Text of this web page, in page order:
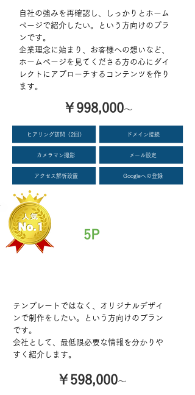
自社の強みを再確認し、しっかりとホーム
ページで紹介したい。という方向けのプラ
ンです。
企業理念に始まり、お客様への想いなど、
ホームページを見てくださる方の心にダイ
レクトにアプローチするコンテンツを作り
ます。
￥998,000～
ヒアリング訪問（2回）
カメラマン撮影
アクセス解析設置
ドメイン接続
メール設定
Googleへの登録
5P
​テンプレートではなく、オリジナルデザイ
ンで制作をしたい。という方向けのプラン
です。
会社として、最低限必要な情報を分かりや
すく紹介します。
￥598,000～